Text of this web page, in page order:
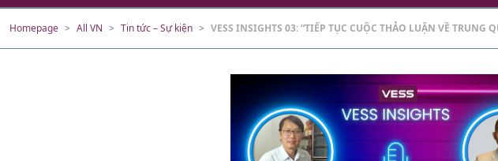
Homepage All VN Tin tức – Sự kiện VESS INSIGHTS 03: “TIẾP TỤC CUỘC THẢO LUẬN VỀ TRUNG